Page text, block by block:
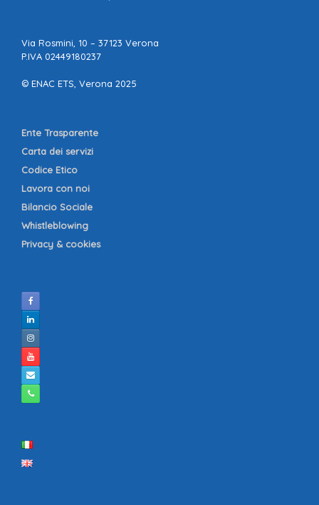
Via Rosmini, 10 – 37123 Verona
P.IVA 02449180237
© ENAC ETS, Verona 2025
Ente Trasparente
Carta dei servizi
Codice Etico
Lavora con noi
Bilancio Sociale
Whistleblowing
Privacy & cookies